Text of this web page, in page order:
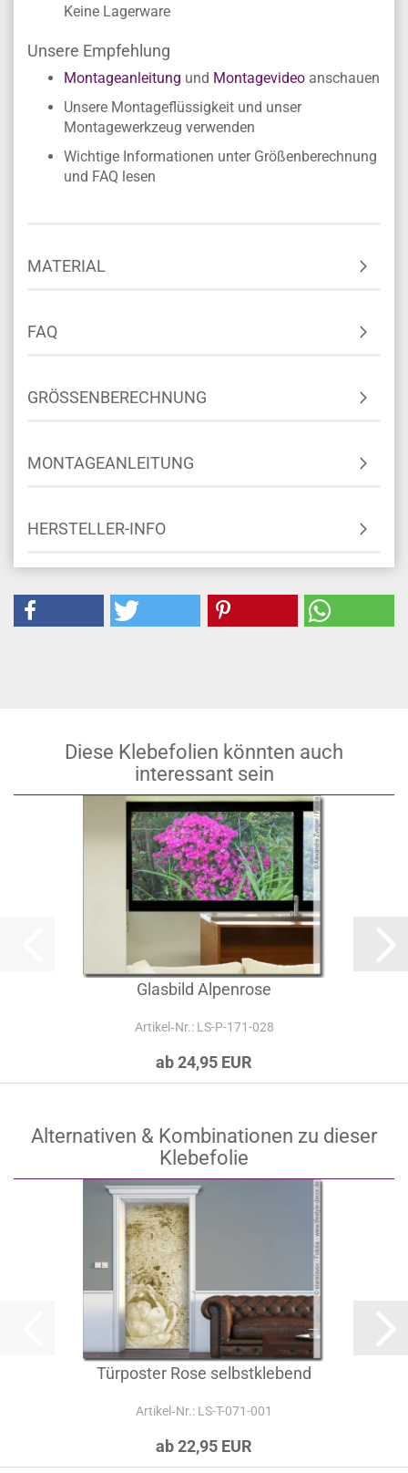
Keine Lagerware
Unsere Empfehlung
Montageanleitung und Montagevideo anschauen
Unsere Montageflüssigkeit und unser
Montagewerkzeug verwenden
Wichtige Informationen unter Größenberechnung
und FAQ lesen
MATERIAL
FAQ
GRÖSSENBERECHNUNG
MONTAGEANLEITUNG
HERSTELLER-INFO
Diese Klebefolien könnten auch
interessant sein
Glasbild Alpenrose
Artikel‑Nr.: LS-P-171-028
ab 24,95 EUR
Alternativen & Kombinationen zu dieser
Klebefolie
Türposter Rose selbstklebend
Artikel‑Nr.: LS-T-071-001
ab 22,95 EUR